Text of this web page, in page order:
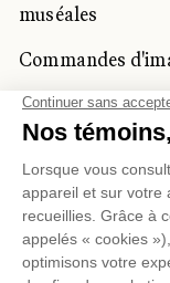
muséales
Commandes
Prix Lynne-
ET
Location